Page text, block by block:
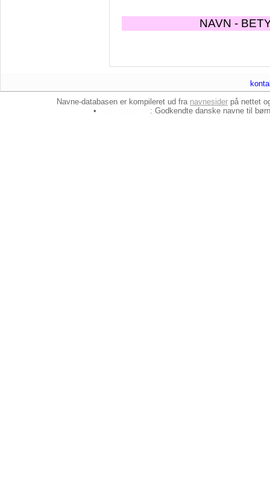
NAVN -
Navne-databasen er kompileret ud fra navnesider på nettet
•
: Godkendte danske navne til børn